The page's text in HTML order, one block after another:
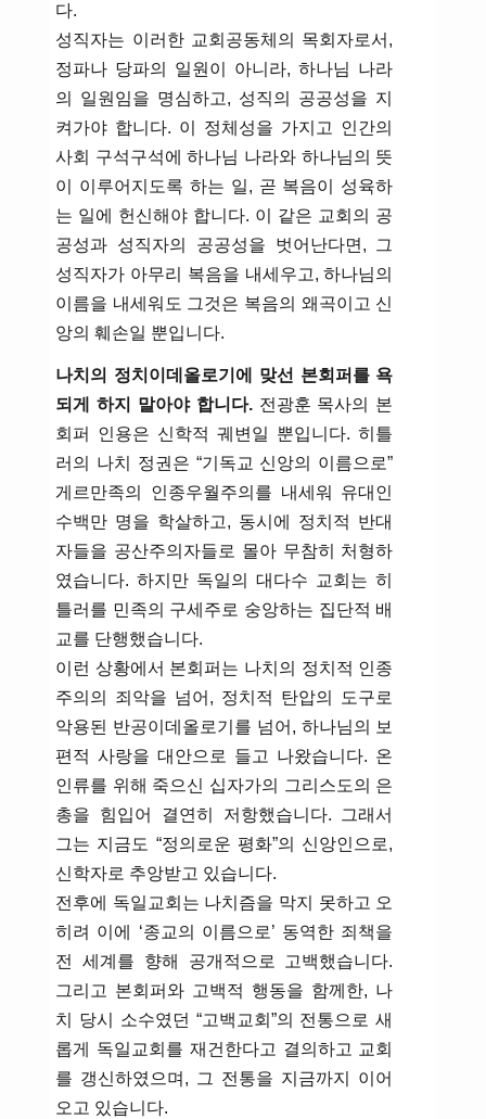
다.
성직자는 이러한 교회공동체의 목회자로서,
정파나 당파의 일원이 아니라, 하나님 나라
의 일원임을 명심하고, 성직의 공공성을 지
켜가야 합니다. 이 정체성을 가지고 인간의
사회 구석구석에 하나님 나라와 하나님의 뜻
이 이루어지도록 하는 일, 곧 복음이 성육하
는 일에 헌신해야 합니다. 이 같은 교회의 공
공성과 성직자의 공공성을 벗어난다면, 그
성직자가 아무리 복음을 내세우고, 하나님의
이름을 내세워도 그것은 복음의 왜곡이고 신
앙의 훼손일 뿐입니다.
나치의 정치이데올로기에 맞선 본회퍼를 욕
되게 하지 말아야 합니다.전광훈 목사의 본
회퍼 인용은 신학적 궤변일 뿐입니다. 히틀
러의 나치 정권은 “기독교 신앙의 이름으로”
게르만족의 인종우월주의를 내세워 유대인
수백만 명을 학살하고, 동시에 정치적 반대
자들을 공산주의자들로 몰아 무참히 처형하
였습니다. 하지만 독일의 대다수 교회는 히
틀러를 민족의 구세주로 숭앙하는 집단적 배
교를 단행했습니다.
이런 상황에서 본회퍼는 나치의 정치적 인종
주의의 죄악을 넘어, 정치적 탄압의 도구로
악용된 반공이데올로기를 넘어, 하나님의 보
편적 사랑을 대안으로 들고 나왔습니다. 온
인류를 위해 죽으신 십자가의 그리스도의 은
총을 힘입어 결연히 저항했습니다. 그래서
그는 지금도 “정의로운 평화”의 신앙인으로,
신학자로 추앙받고 있습니다.
전후에 독일교회는 나치즘을 막지 못하고 오
히려 이에 ‘종교의 이름으로’ 동역한 죄책을
전 세계를 향해 공개적으로 고백했습니다.
그리고 본회퍼와 고백적 행동을 함께한, 나
치 당시 소수였던 “고백교회”의 전통으로 새
롭게 독일교회를 재건한다고 결의하고 교회
를 갱신하였으며, 그 전통을 지금까지 이어
오고 있습니다.